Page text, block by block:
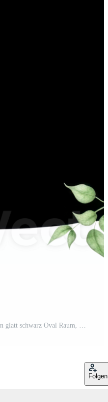
anmutig Grün Laub umkreisen ein glatt schwarz Oval Raum, Bildung ein schön natürlich Rahmen oder dekorativ Rand Element zum verschiedene Design Projekte Pro PNG
Folgen